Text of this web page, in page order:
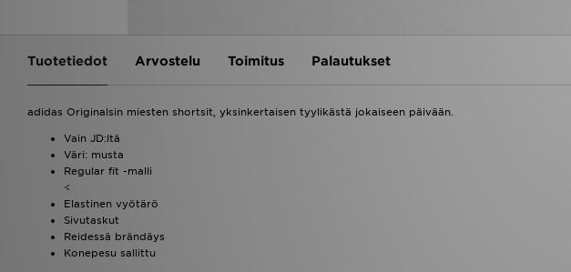
Tuotetiedot Arvostelu Toimitus Palautukset
adidas Originalsin miesten shortsit, yksinkertaisen tyylikästä jokaiseen päivään.
Vain JD:ltä
Väri: musta
Regular fit -malli
<
Elastinen vyötärö
Sivutaskut
Reidessä brändäys
Konepesu sallittu